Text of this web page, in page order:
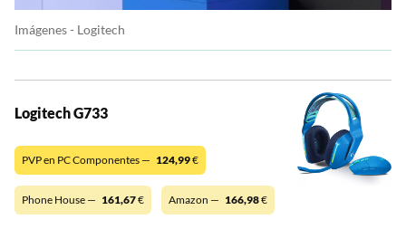
Imágenes - Logitech
Logitech G733
PVP en PC Componentes — 124,99€
Phone House — 161,67€ Amazon — 166,98€